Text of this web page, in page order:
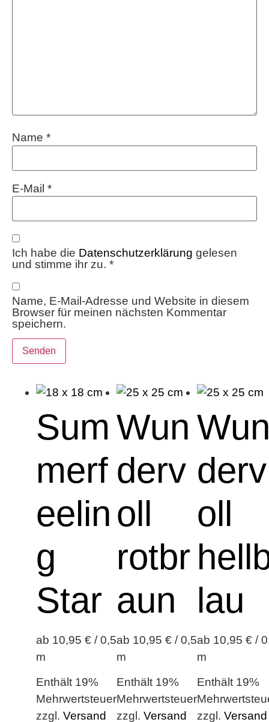
Name *
E-Mail *
Ich habe die Datenschutzerklärung gelesen
und stimme ihr zu. *
Name, E-Mail-Adresse und Website in diesem
Browser für meinen nächsten Kommentar
speichern.
Sum
merf
eelin
g
Star
ab 10,95 € / 0,5
m
Enthält 19%
Mehrwertsteuer
zzgl. Versand
Wun
derv
oll
rotbr
aun
ab 10,95 € / 0,5
m
Enthält 19%
Mehrwertsteuer
zzgl. Versand
derv
oll
lau
ab 10,95 € /
m
Enthält 19%
zzgl. Versand